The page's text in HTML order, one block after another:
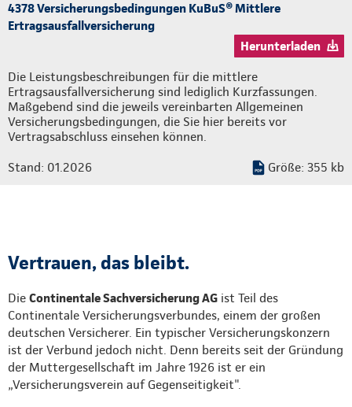
4378 Versicherungsbedingungen KuBuS® Mittlere
Ertragsausfallversicherung
Herunterladen
Die Leistungsbeschreibungen für die mittlere
Ertragsausfallversicherung sind lediglich Kurzfassungen.
Maßgebend sind die jeweils vereinbarten Allgemeinen
Versicherungsbedingungen, die Sie hier bereits vor
Vertragsabschluss einsehen können.
Stand: 01.2026 Größe: 355 kb
Vertrauen, das bleibt.
Die Continentale Sachversicherung AG ist Teil des
Continentale Versicherungsverbundes, einem der großen
deutschen Versicherer. Ein typischer Versicherungskonzern
ist der Verbund jedoch nicht. Denn bereits seit der Gründung
der Muttergesellschaft im Jahre 1926 ist er ein
„Versicherungsverein auf Gegenseitigkeit".